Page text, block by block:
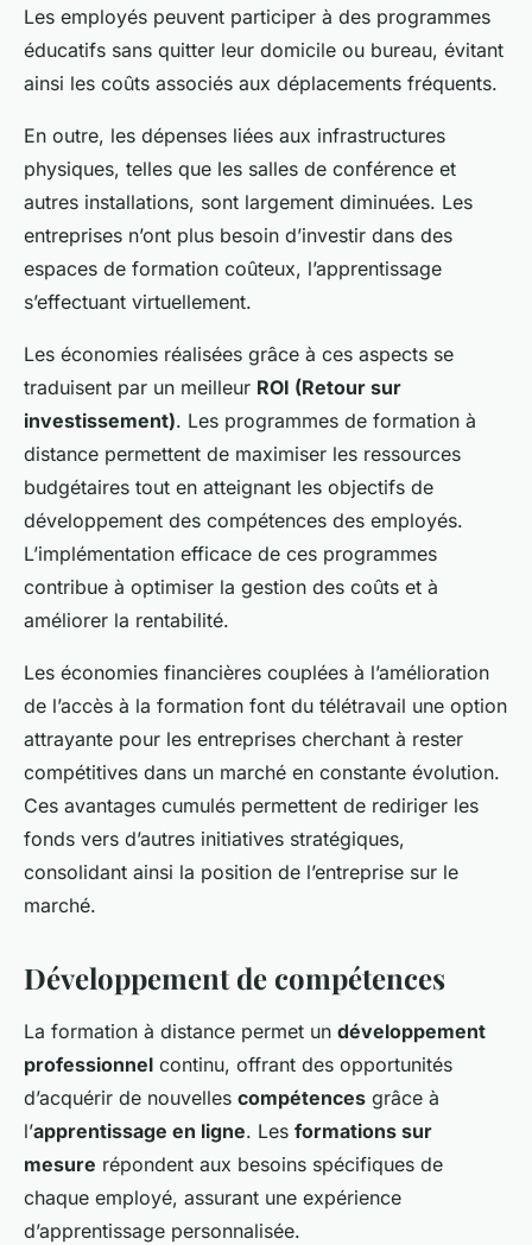
Les employés peuvent participer à des programmes
éducatifs sans quitter leur domicile ou bureau, évitant
ainsi les coûts associés aux déplacements fréquents.
En outre, les dépenses liées aux infrastructures
physiques, telles que les salles de conférence et
autres installations, sont largement diminuées. Les
entreprises n’ont plus besoin d’investir dans des
espaces de formation coûteux, l’apprentissage
s’effectuant virtuellement.
Les économies réalisées grâce à ces aspects se
traduisent par un meilleur ROI (Retour sur
investissement). Les programmes de formation à
distance permettent de maximiser les ressources
budgétaires tout en atteignant les objectifs de
développement des compétences des employés.
L’implémentation efficace de ces programmes
contribue à optimiser la gestion des coûts et à
améliorer la rentabilité.
Les économies financières couplées à l’amélioration
de l’accès à la formation font du télétravail une option
attrayante pour les entreprises cherchant à rester
compétitives dans un marché en constante évolution.
Ces avantages cumulés permettent de rediriger les
fonds vers d’autres initiatives stratégiques,
consolidant ainsi la position de l’entreprise sur le
marché.
Développement de compétences
La formation à distance permet un développement
professionnel continu, offrant des opportunités
d’acquérir de nouvelles compétences grâce à
l’apprentissage en ligne. Les formations sur
mesure répondent aux besoins spécifiques de
chaque employé, assurant une expérience
d’apprentissage personnalisée.